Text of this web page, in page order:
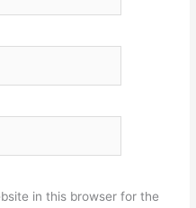
in this browser for the